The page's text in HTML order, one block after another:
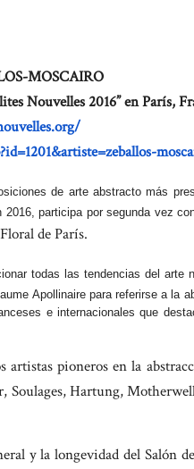
MOSCAIRO
Nouvelles 2016” en París,
rg/
artiste=zeballos-
de arte abstracto más
participa por segunda vez
de París.
todas las tendencias del arte
Apollinaire para referirse a la
e internacionales que
pioneros en la
Soulages, Hartung,
y la longevidad del Salón